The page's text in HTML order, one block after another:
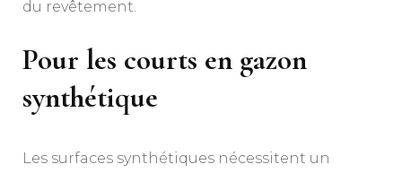
du revêtement.
Pour les courts en gazon
synthétique
Les surfaces synthétiques nécessitent un